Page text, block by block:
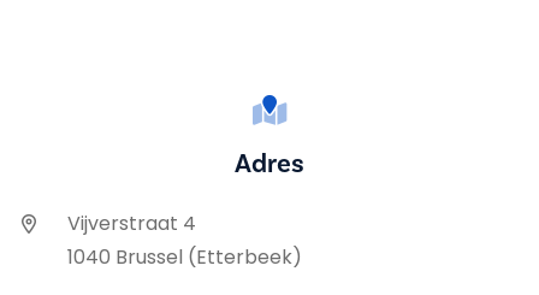
Adres
Vijverstraat 4
1040 Brussel (Etterbeek)